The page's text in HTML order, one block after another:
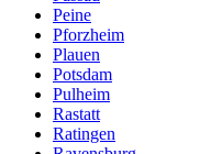
Peine
Pforzheim
Plauen
Potsdam
Pulheim
Rastatt
Ratingen